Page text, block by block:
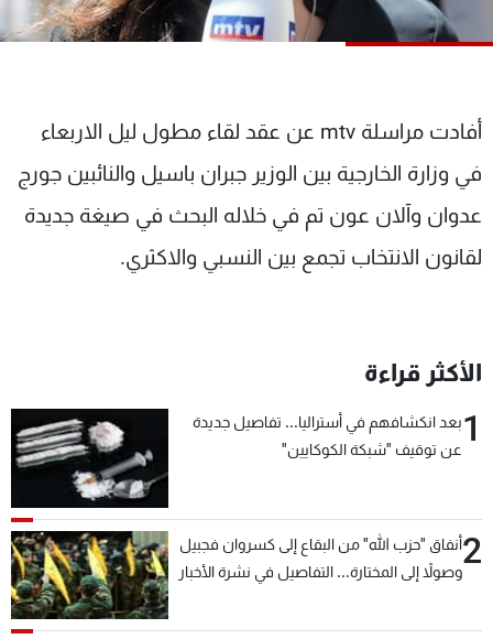
أفادت مراسلة mtv عن عقد لقاء مطول ليل الاربعاء
في وزارة الخارجية بين الوزير جبران باسيل والنائبين جورج
عدوان وآلان عون تم في خلاله البحث في صيغة جديدة
لقانون الانتخاب تجمع بين النسبي والاكثري.
الأكثر قراءة
1بعد انكشافهم في أستراليا... تفاصيل جديدة
عن توقيف "شبكة الكوكايين"
2أنفاق "حزب الله" من البقاع إلى كسروان فجبيل
وصولاً إلى المختارة... التفاصيل في نشرة الأخبار
شاهد البرامج
عن MTV
لاعلاناتكم
وظائف
شروط الإسـتخدام